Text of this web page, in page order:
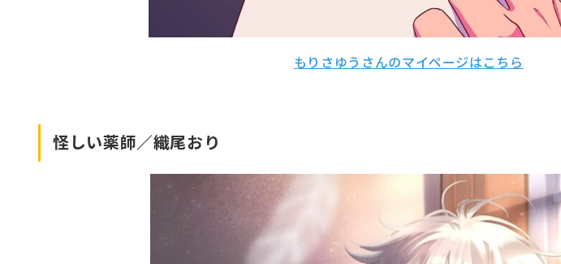
もりさゆうさんのマイページはこちら
怪しい薬師／織尾おり